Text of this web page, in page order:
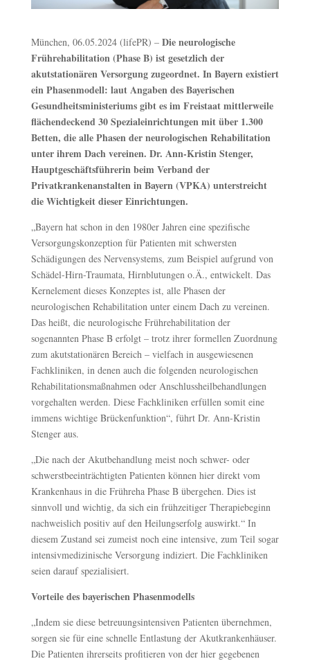
München, 06.05.2024 (lifePR) – Die neurologische
Frührehabilitation (Phase B) ist gesetzlich der
akutstationären Versorgung zugeordnet. In Bayern existiert
ein Phasenmodell: laut Angaben des Bayerischen
Gesundheitsministeriums gibt es im Freistaat mittlerweile
flächendeckend 30 Spezialeinrichtungen mit über 1.300
Betten, die alle Phasen der neurologischen Rehabilitation
unter ihrem Dach vereinen. Dr. Ann-Kristin Stenger,
Hauptgeschäftsführerin beim Verband der
Privatkrankenanstalten in Bayern (VPKA) unterstreicht
die Wichtigkeit dieser Einrichtungen.
„Bayern hat schon in den 1980er Jahren eine spezifische
Versorgungskonzeption für Patienten mit schwersten
Schädigungen des Nervensystems, zum Beispiel aufgrund von
Schädel-Hirn-Traumata, Hirnblutungen o.Ä., entwickelt. Das
Kernelement dieses Konzeptes ist, alle Phasen der
neurologischen Rehabilitation unter einem Dach zu vereinen.
Das heißt, die neurologische Frührehabilitation der
sogenannten Phase B erfolgt – trotz ihrer formellen Zuordnung
zum akutstationären Bereich – vielfach in ausgewiesenen
Fachkliniken, in denen auch die folgenden neurologischen
Rehabilitationsmaßnahmen oder Anschlussheilbehandlungen
vorgehalten werden. Diese Fachkliniken erfüllen somit eine
immens wichtige Brückenfunktion“, führt Dr. Ann-Kristin
Stenger aus.
„Die nach der Akutbehandlung meist noch schwer- oder
schwerstbeeinträchtigten Patienten können hier direkt vom
Krankenhaus in die Frühreha Phase B übergehen. Dies ist
sinnvoll und wichtig, da sich ein frühzeitiger Therapiebeginn
nachweislich positiv auf den Heilungserfolg auswirkt.“ In
diesem Zustand sei zumeist noch eine intensive, zum Teil sogar
intensivmedizinische Versorgung indiziert. Die Fachkliniken
seien darauf spezialisiert.
Vorteile des bayerischen Phasenmodells
„Indem sie diese betreuungsintensiven Patienten übernehmen,
sorgen sie für eine schnelle Entlastung der Akutkrankenhäuser.
Die Patienten ihrerseits profitieren von der hier gegebenen